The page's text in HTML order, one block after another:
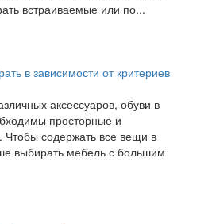
встраиваемые или по...
в зависимости от критериев
аксессуаров, обуви в
просторные и
содержать все вещи в
выбирать мебель с большим